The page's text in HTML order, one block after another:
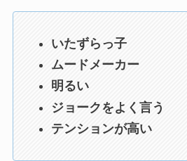
いたずらっ子
ムードメーカー
明るい
ジョークをよく言う
テンションが高い